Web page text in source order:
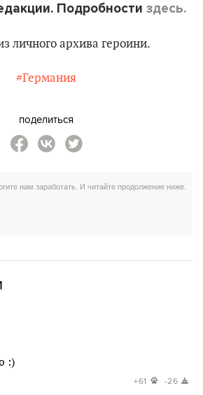
Подробности здесь.
личного архива героини.
#Германия
поделиться
:)
+61 -26